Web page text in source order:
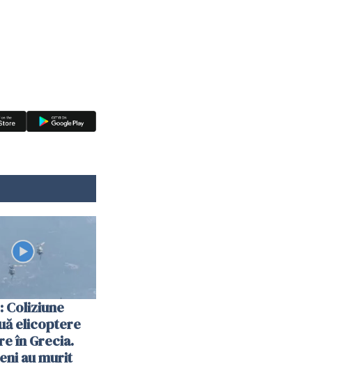
Coliziune
elicoptere
în Grecia.
au murit